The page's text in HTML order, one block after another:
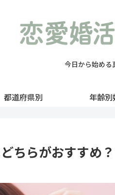
今日から始める
都道府県別 年齢別
ちらがおすすめ